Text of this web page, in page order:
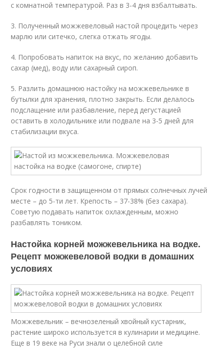
с комнатной температурой. Раз в 3-4 дня взбалтывать.
3. Полученный можжевеловый настой процедить через
марлю или ситечко, слегка отжать ягоды.
4. Попробовать напиток на вкус, по желанию добавить
сахар (мед), воду или сахарный сироп.
5. Разлить домашнюю настойку на можжевельнике в
бутылки для хранения, плотно закрыть. Если делалось
подслащение или разбавление, перед дегустацией
оставить в холодильнике или подвале на 3-5 дней для
стабилизации вкуса.
Срок годности в защищенном от прямых солнечных лучей
месте – до 5-ти лет. Крепость – 37-38% (без сахара).
Советую подавать напиток охлажденным, можно
разбавлять тоником.
Настойка корней можжевельника на водке.
Рецепт можжевеловой водки в домашних
условиях
Можжевельник – вечнозеленый хвойный кустарник,
растение широко используется в кулинарии и медицине.
Еще в 19 веке на Руси знали о целебной силе